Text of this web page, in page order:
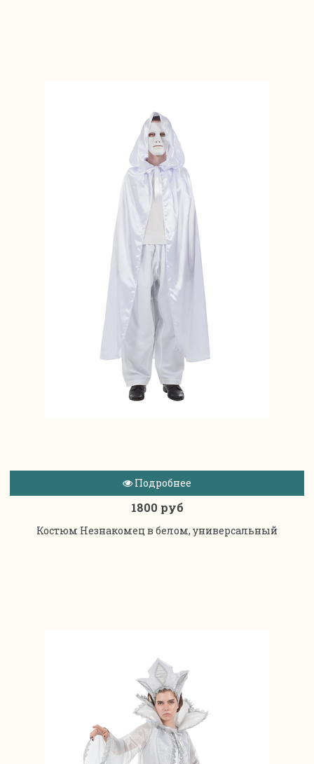
Подробнее
1800 руб
Костюм Незнакомец в белом, универсальный